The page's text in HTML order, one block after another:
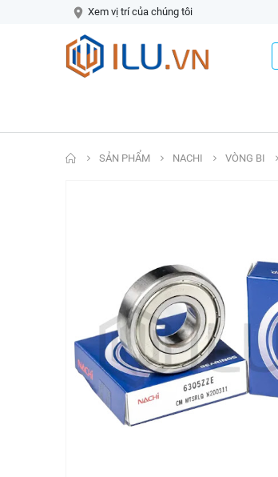
Xem vị trí của chúng tôi
SẢN PHẨM NACHI VÒNG BI